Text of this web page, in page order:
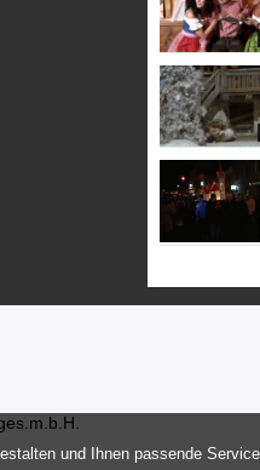
und Ihnen passende